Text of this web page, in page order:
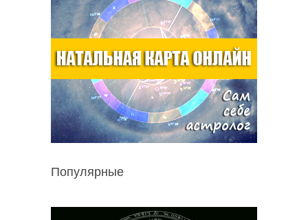
Популярные